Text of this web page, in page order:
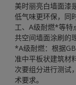
美时丽亮白墙面漆
低气味更环保，同
工、A级耐燃*等特
共空间墙面涂刷的
*A级耐燃：根据
准中平板状建筑材
次要组分进行测试
术要求。